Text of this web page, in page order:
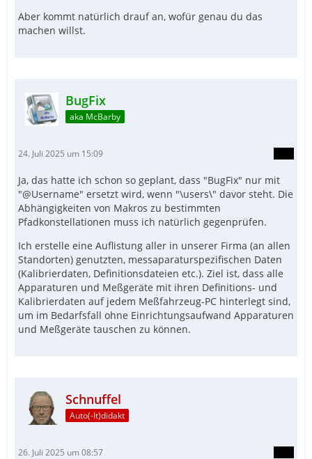
Aber kommt natürlich drauf an, wofür genau du das
machen willst.
BugFix
aka McBarby
24. Juli 2025 um 15:09
Ja, das hatte ich schon so geplant, dass "BugFix" nur mit
"@Username" ersetzt wird, wenn "\users\" davor steht. Die
Abhängigkeiten von Makros zu bestimmten
Pfadkonstellationen muss ich natürlich gegenprüfen.
Ich erstelle eine Auflistung aller in unserer Firma (an allen
Standorten) genutzten, messaparaturspezifischen Daten
(Kalibrierdaten, Definitionsdateien etc.). Ziel ist, dass alle
Apparaturen und Meßgeräte mit ihren Definitions- und
Kalibrierdaten auf jedem Meßfahrzeug-PC hinterlegt sind,
um im Bedarfsfall ohne Einrichtungsaufwand Apparaturen
und Meßgeräte tauschen zu können.
Schnuffel
Auto(-It)didakt
26. Juli 2025 um 08:57